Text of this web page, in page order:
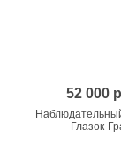
52 000
Глазок-